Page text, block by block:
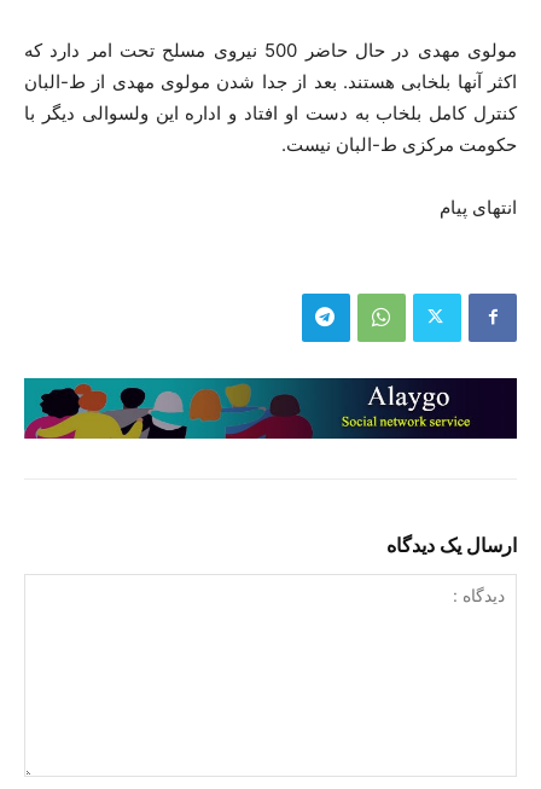
مولوی مهدی در حال حاضر 500 نیروی مسلح تحت امر دارد که
اکثر آنها بلخابی هستند. بعد از جدا شدن مولوی مهدی از ط-البان
کنترل کامل بلخاب به دست او افتاد و اداره این ولسوالی دیگر با
حکومت مرکزی ط-البان نیست.
انتهای پیام
ارسال یک دیدگاه